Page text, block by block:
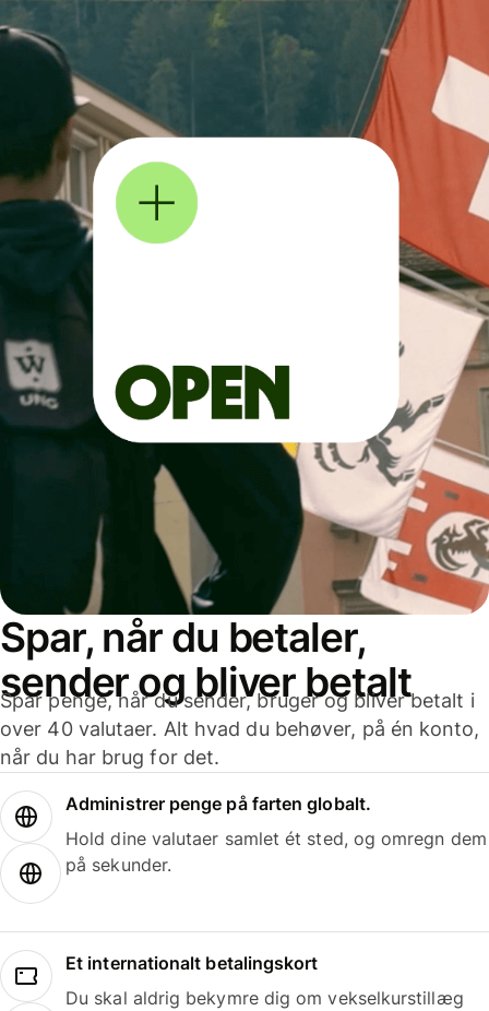
Spar, når du betaler,
sender og bliver betalt
Spar penge, når du sender, bruger og bliver betalt i
over 40 valutaer. Alt hvad du behøver, på én konto,
når du har brug for det.
Administrer penge på farten globalt.
Hold dine valutaer samlet ét sted, og omregn dem
på sekunder.
Et internationalt betalingskort
Du skal aldrig bekymre dig om vekselkurstillæg